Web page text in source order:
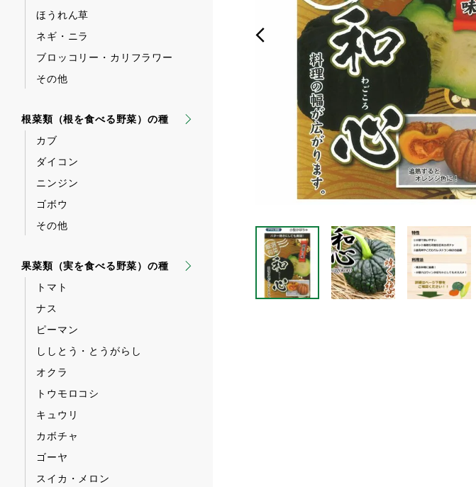
ほうれん草
ネギ・ニラ
ブロッコリー・カリフラワー
その他
根菜類（根を食べる野菜）の種
カブ
ダイコン
ニンジン
ゴボウ
その他
果菜類（実を食べる野菜）の種
トマト
ナス
ピーマン
ししとう・とうがらし
オクラ
トウモロコシ
キュウリ
カボチャ
ゴーヤ
スイカ・メロン